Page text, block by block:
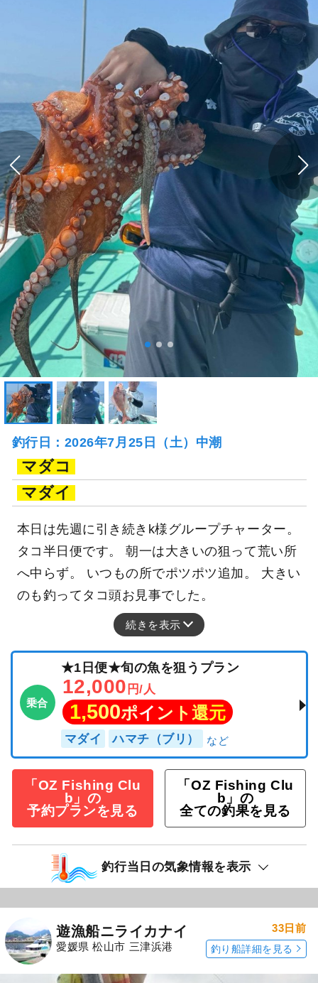
釣行日：2026年7月25日（土）中潮
マダコ
マダイ
本日は先週に引き続きk様グループチャーター。
タコ半日便です。 朝一は大きいの狙って荒い所
へ中らず。 いつもの所でポツポツ追加。 大きい
のも釣ってタコ頭お見事でした。
続きを表示
乗合
★1日便★旬の魚を狙うプラン
12,000 円/人
1,500ポイント還元
マダイ ハマチ（ブリ）
「OZ Fishing Clu
b」の
予約プランを見る
「OZ Fishing Clu
b」の
全ての釣果を見る
釣行当日の気象情報を表示
遊漁船ニライカナイ
愛媛県 松山市 三津浜港
33日前
釣り船詳細を見る